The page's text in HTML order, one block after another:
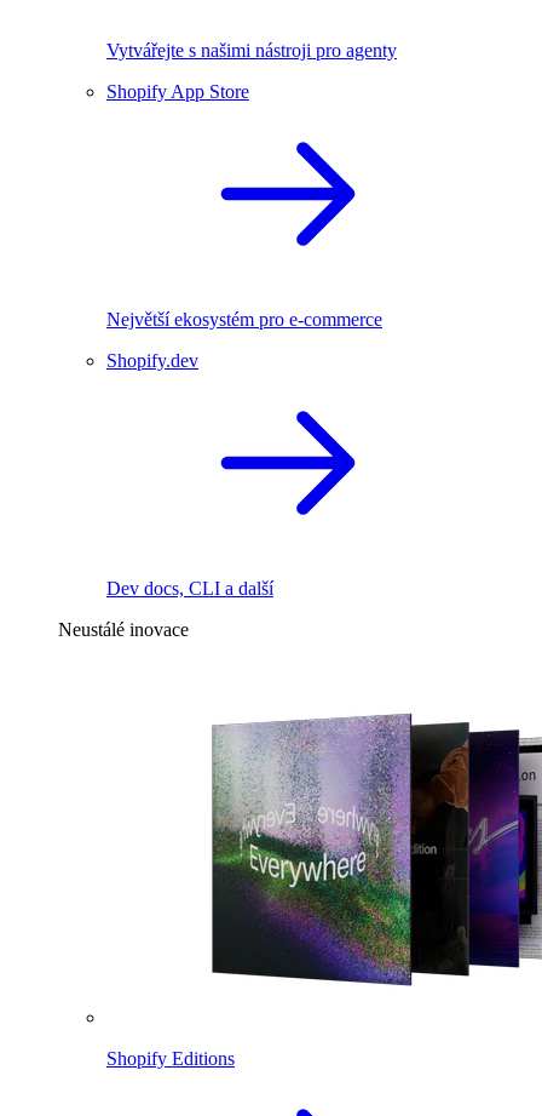
Vytvářejte s našimi nástroji pro agenty
Shopify App Store
Největší ekosystém pro e-commerce
Shopify.dev
Dev docs, CLI a další
Neustálé inovace
Shopify Editions